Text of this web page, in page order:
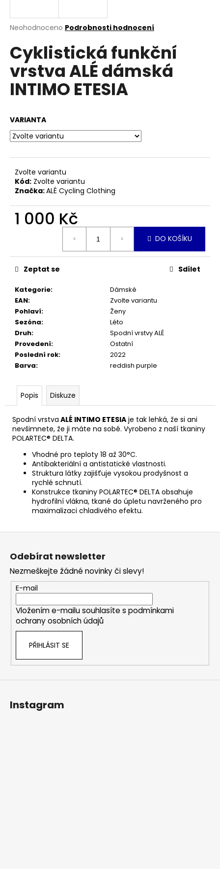
Průměrné
produktu
je
z
5
hvězdiček.
Neohodnoceno Podrobnosti hodnocení
Cyklistická funkční
vrstva ALÉ dámská
INTIMO ETESIA
VARIANTA
Zvolte variantu
Kód: Zvolte variantu
Značka:ALÉ Cycling Clothing
1 000 Kč
DO KOŠÍKU
Kategorie:
Dámské
EAN:
Zvolte variantu
Pohlaví:
Ženy
Sezóna:
Léto
Druh:
Spodní vrstvy ALÉ
Provedení:
Ostatní
Poslední rok:
2022
Barva: reddish purple
Zeptat se Sdílet
Popis Diskuze
Spodní vrstva ALÉ INTIMO ETESIA je tak lehká, že si ani
nevšimnete, že ji máte na sobě. Vyrobeno z naší tkaniny
POLARTEC® DELTA.
Vhodné pro teploty 18 až 30°C.
Antibakteriální a antistatické vlastnosti.
Struktura látky zajišťuje vysokou prodyšnost a
rychlé schnutí.
Konstrukce tkaniny POLARTEC® DELTA obsahuje
hydrofilní vlákna, tkané do úpletu navrženého pro
maximalizaci chladivého efektu.
j
t
?
D
o
p
o
u
e
m
PŘILBA
KASK
MOJITO3
WHITE
790
Kč
Z
Odebírat newsletter
Nezmeškejte žádné novinky či slevy!
E-mail
Vložením e-mailu souhlasíte s podmínkami
ochrany osobních údajů
PŘIHLÁSIT SE
Instagram